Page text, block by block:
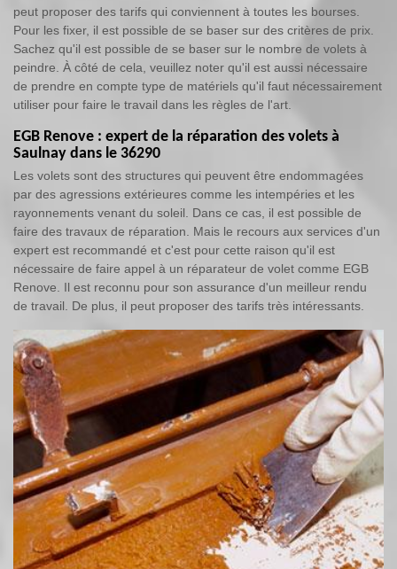
peut proposer des tarifs qui conviennent à toutes les bourses.
Pour les fixer, il est possible de se baser sur des critères de prix.
Sachez qu'il est possible de se baser sur le nombre de volets à
peindre. À côté de cela, veuillez noter qu'il est aussi nécessaire
de prendre en compte type de matériels qu'il faut nécessairement
utiliser pour faire le travail dans les règles de l'art.
EGB Renove : expert de la réparation des volets à
Saulnay dans le 36290
Les volets sont des structures qui peuvent être endommagées
par des agressions extérieures comme les intempéries et les
rayonnements venant du soleil. Dans ce cas, il est possible de
faire des travaux de réparation. Mais le recours aux services d'un
expert est recommandé et c'est pour cette raison qu'il est
nécessaire de faire appel à un réparateur de volet comme EGB
Renove. Il est reconnu pour son assurance d'un meilleur rendu
de travail. De plus, il peut proposer des tarifs très intéressants.